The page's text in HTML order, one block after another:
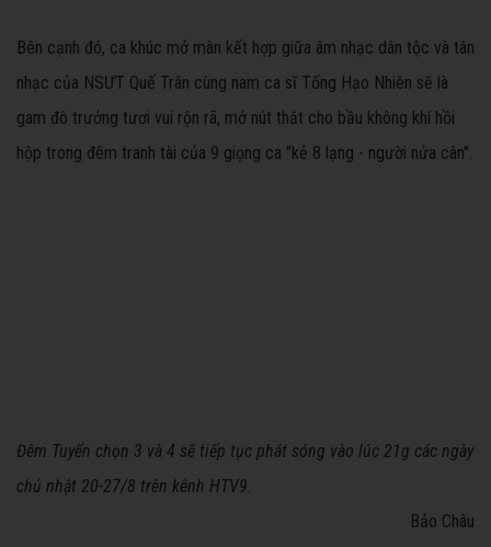
​Bên cạnh đó, ca khúc mở màn kết hợp giữa âm nhạc dân tộc và tân
nhạc của NSƯT Quế Trân cùng nam ca sĩ Tống Hạo Nhiên sẽ là
gam đô trưởng tươi vui rộn rã, mở nút thắt cho bầu không khí hồi
hộp trong ​​đêm tranh tài của​ 9 giọng ca "kẻ 8 lạng - người nửa cân".​​
Đêm Tuyển chọn 3 và 4 sẽ tiếp tục phát sóng vào lúc 21g các ngày
chủ nhật 20-27/8 trên kênh HTV9.
Bảo Châu